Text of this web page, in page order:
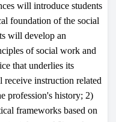
will introduce students
foundation of the social
will develop an
of social work and
that underlies its
receive instruction related
profession's history; 2)
frameworks based on